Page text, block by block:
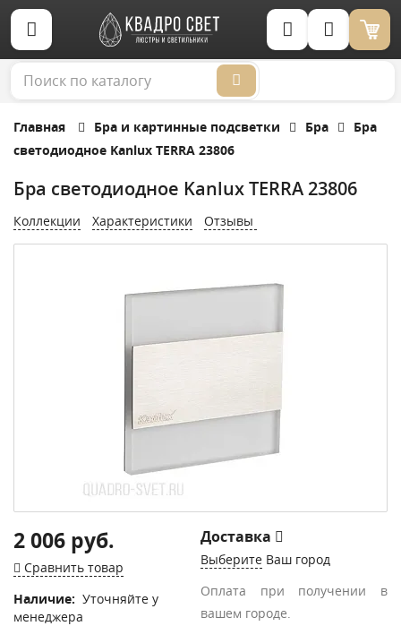
Корзина (0)
Главная Бра и картинные подсветки Бра
Бра
светодиодное Kanlux TERRA 23806
Бра светодиодное Kanlux TERRA 23806
Коллекции Характеристики Отзывы
2 006 руб.
Сравнить товар
Наличие: Уточняйте у
менеджера
Доставка
Выберите Ваш город
Оплата при получении в
вашем городе.